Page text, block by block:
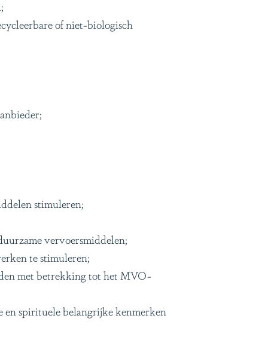
of niet-biologisch
stimuleren;
vervoersmiddelen;
te stimuleren;
met betrekking tot het MVO-
en spirituele belangrijke kenmerken